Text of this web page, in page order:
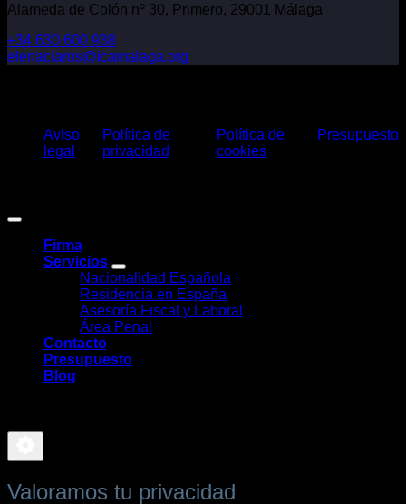
Alameda de Colón nº 30, Primero, 29001 Málaga
+34 630 600 938
elenaclaros@icamalaga.org
Aviso
legal
Política de
privacidad
Política de
cookies
Presupuesto
Firma
Servicios
Nacionalidad Española
Residencia en España
Asesoría Fiscal y Laboral
Área Penal
Contacto
Presupuesto
Blog
Valoramos tu privacidad